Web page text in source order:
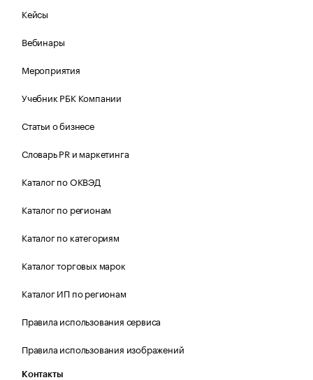
Кейсы
Вебинары
Мероприятия
Учебник РБК Компании
Статьи о бизнесе
Словарь PR и маркетинга
Каталог по ОКВЭД
Каталог по регионам
Каталог по категориям
Каталог торговых марок
Каталог ИП по регионам
Правила использования сервиса
Правила использования изображений
Контакты